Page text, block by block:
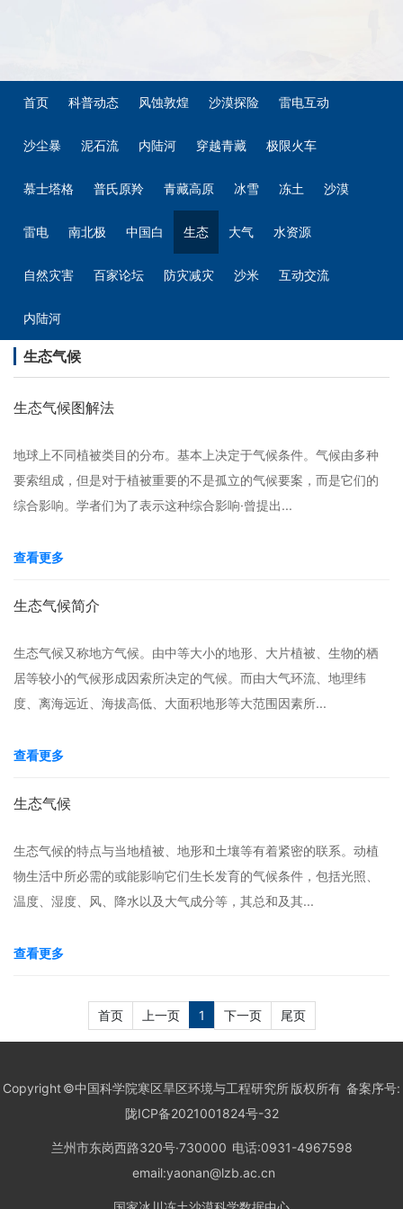
首页 科普动态 风蚀敦煌 沙漠探险 雷电互动
沙尘暴 泥石流 内陆河 穿越青藏 极限火车
慕士塔格 普氏原羚 青藏高原 冰雪 冻土 沙漠
雷电 南北极 中国白 生态 大气 水资源
自然灾害 百家论坛 防灾减灾 沙米 互动交流
内陆河
生态气候
生态气候图解法
地球上不同植被类目的分布。基本上决定于气候条件。气候由多种
要索组成，但是对于植被重要的不是孤立的气候要案，而是它们的
综合影响。学者们为了表示这种综合影响·曾提出...
查看更多
生态气候简介
生态气候又称地方气候。由中等大小的地形、大片植被、生物的栖
居等较小的气候形成因索所决定的气候。而由大气环流、地理纬
度、离海远近、海拔高低、大面积地形等大范围因素所...
查看更多
生态气候
生态气候的特点与当地植被、地形和土壤等有着紧密的联系。动植
物生活中所必需的或能影响它们生长发育的气候条件，包括光照、
温度、湿度、风、降水以及大气成分等，其总和及其...
查看更多
首页 上一页 1 下一页 尾页
Copyright ©中国科学院寒区旱区环境与工程研究所 版权所有 备案序号:
陇ICP备2021001824号-32
兰州市东岗西路320号·730000 电话:0931-4967598
email:yaonan@lzb.ac.cn